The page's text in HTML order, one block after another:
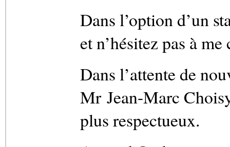
Dans l’option d’un
et n’hésitez pas à
Dans l’attente de
Mr Jean-Marc
plus respectueux.